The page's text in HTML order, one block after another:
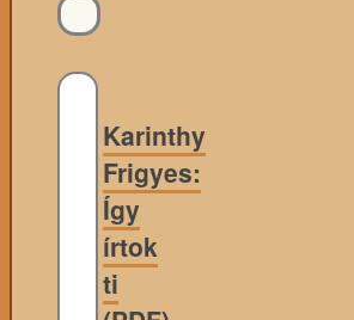
Karinthy
Frigyes:
Így
írtok
ti